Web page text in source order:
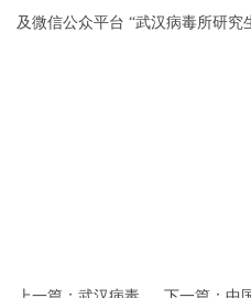
及微信公众平台 “武汉病毒所研究